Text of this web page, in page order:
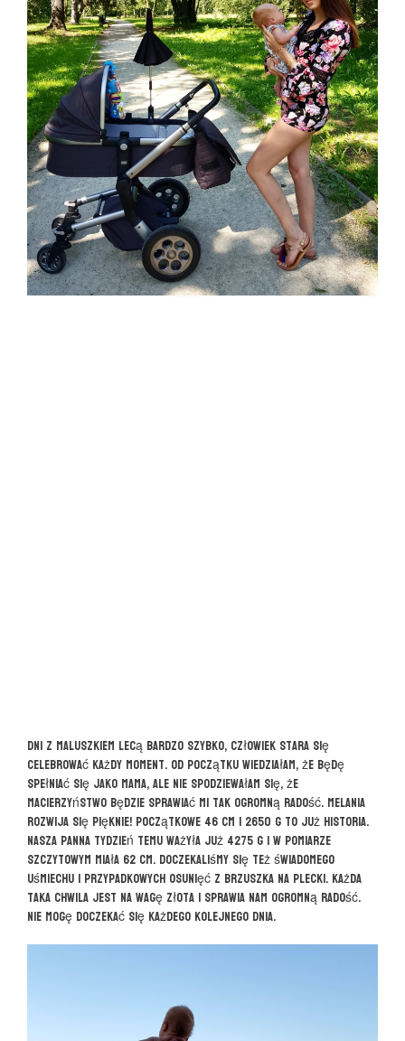
Dni z Maluszkiem lecą bardzo szybko, człowiek stara się
celebrować każdy moment. Od początku wiedziałam, że będę
spełniać się jako mama, ale nie spodziewałam się, że
macierzyństwo będzie sprawiać mi tak ogromną radość. Melania
rozwija się pięknie! Początkowe 46 cm i 2650 g to już historia.
Nasza panna tydzień temu ważyła już 4275 g i w pomiarze
szczytowym miała 62 cm. Doczekaliśmy się też świadomego
uśmiechu i przypadkowych osunięć z brzuszka na plecki. Każda
taka chwila jest na wagę złota i sprawia nam ogromną radość.
Nie mogę doczekać się każdego kolejnego dnia.